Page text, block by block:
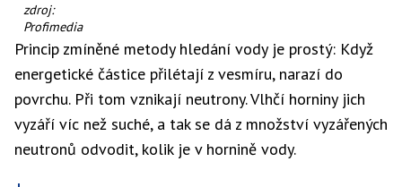
Mars
s
oblastí
Valles
Marineris
(ve
obrázku).
Obrázek
zdroj:
Profimedia
Princip zmíněné metody hledání vody je prostý: Když
energetické částice přilétají z vesmíru, narazí do
povrchu. Při tom vznikají neutrony. Vlhčí horniny jich
vyzáří víc než suché, a tak se dá z množství vyzářených
neutronů odvodit, kolik je v hornině vody.